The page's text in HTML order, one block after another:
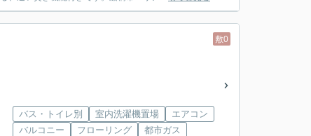
敷0
バス・トイレ別 室内洗濯機置場
エアコン
バルコニー
フローリング 都市ガス